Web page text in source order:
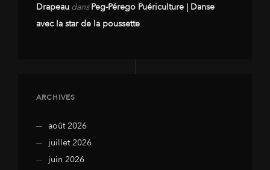
Drapeau dansPeg-Pérego Puériculture | Danse
avec la star de la poussette
ARCHIVES
août 2026
juillet 2026
juin 2026